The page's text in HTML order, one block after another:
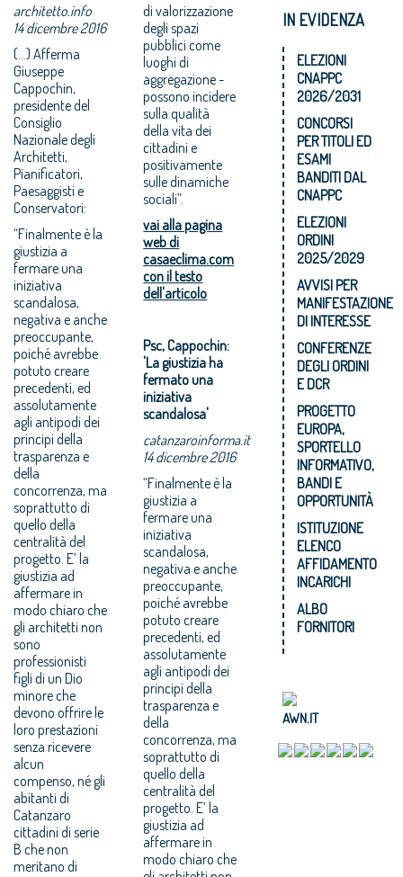
architetto.info
14 dicembre 2016
(...) Afferma
Giuseppe
Cappochin,
presidente del
Consiglio
Nazionale degli
Architetti,
Pianificatori,
Paesaggisti e
Conservatori:
“Finalmente è la
giustizia a
fermare una
iniziativa
scandalosa,
negativa e anche
preoccupante,
poiché avrebbe
potuto creare
precedenti, ed
assolutamente
agli antipodi dei
principi della
trasparenza e
della
concorrenza, ma
soprattutto di
quello della
centralità del
progetto. E’ la
giustizia ad
affermare in
modo chiaro che
gli architetti non
sono
professionisti
figli di un Dio
minore che
devono offrire le
loro prestazioni
senza ricevere
alcun
compenso, né gli
abitanti di
Catanzaro
cittadini di serie
B che non
meritano di
di valorizzazione
degli spazi
pubblici come
luoghi di
aggregazione -
possono incidere
sulla qualità
della vita dei
cittadini e
positivamente
sulle dinamiche
sociali”.
vai alla pagina
web di
casaeclima.com
con il testo
dell'articolo
Psc, Cappochin:
'La giustizia ha
fermato una
iniziativa
scandalosa'
catanzaroinforma.it
14 dicembre 2016
“Finalmente è la
giustizia a
fermare una
iniziativa
scandalosa,
negativa e anche
preoccupante,
poiché avrebbe
potuto creare
precedenti, ed
assolutamente
agli antipodi dei
principi della
trasparenza e
della
concorrenza, ma
soprattutto di
quello della
centralità del
progetto. E’ la
giustizia ad
affermare in
modo chiaro che
IN EVIDENZA
ELEZIONI
CNAPPC
2026/2031
CONCORSI
PER TITOLI ED
ESAMI
BANDITI DAL
CNAPPC
ELEZIONI
ORDINI
2025/2029
AVVISI PER
MANIFESTAZIONE
DI INTERESSE
CONFERENZE
DEGLI ORDINI
E DCR
PROGETTO
EUROPA,
SPORTELLO
INFORMATIVO,
BANDI E
OPPORTUNITÀ
ISTITUZIONE
ELENCO
AFFIDAMENTO
INCARICHI
ALBO
FORNITORI
AWN.IT